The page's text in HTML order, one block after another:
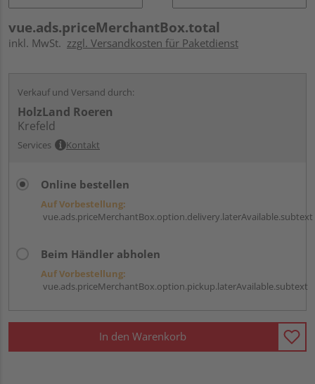
vue.ads.priceMerchantBox.total
inkl. MwSt. zzgl. Versandkosten für Paketdienst
Verkauf und Versand durch:
HolzLand Roeren
Krefeld
Services Kontakt
Online bestellen
Auf Vorbestellung:
vue.ads.priceMerchantBox.option.delivery.laterAvailable.subtext
Beim Händler abholen
Auf Vorbestellung:
vue.ads.priceMerchantBox.option.pickup.laterAvailable.subtext
In den Warenkorb